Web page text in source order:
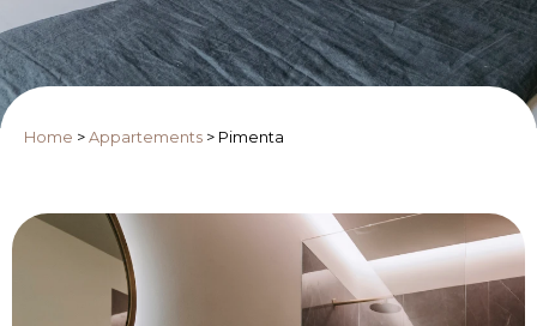
Home > Appartements > Pimenta